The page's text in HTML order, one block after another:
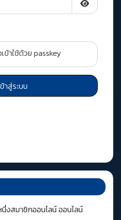
แสดงรหัส
ข้าใช้ด้วย passkey
าสู่ระบบ
นึ่งสมาชิกออนไลน์ ออนไลน์